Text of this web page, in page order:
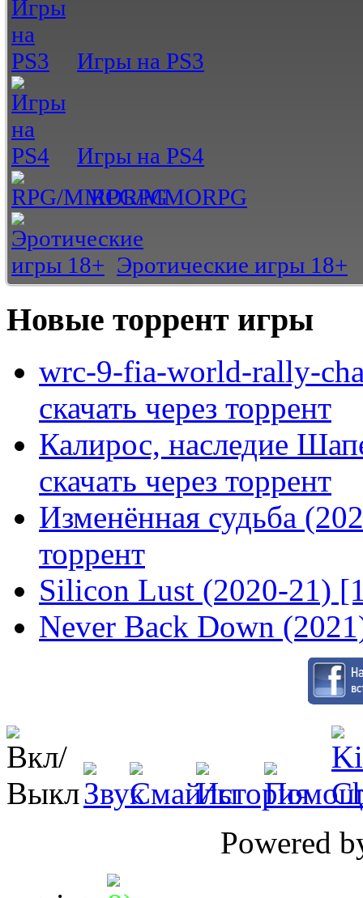
Игры на PS3
Игры на PS4
RPG/MMORPG
Эротические игры 18+
Новые торрент игры
wrc-9-fia-world-rally-
скачать через торрент
Калирос, наследие
скачать через торрент
Изменённая судьба
торрент
Silicon Lust (2020-21)
Never Back Down
Powered